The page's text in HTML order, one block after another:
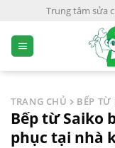
Trung tâm sửa
TRANG CHỦ BẾP TỪ
Bếp từ Saiko
phục tại nhà